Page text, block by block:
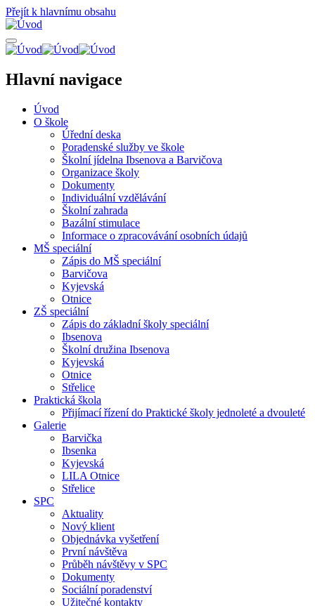
Přejít k hlavnímu obsahu
Hlavní navigace
Úvod
O škole
Úřední deska
Poradenské služby ve škole
Školní jídelna Ibsenova a Barvičova
Organizace školy
Dokumenty
Individuální vzdělávání
Školní zahrada
Bazální stimulace
Informace o zpracovávání osobních údajů
MŠ speciální
Zápis do MŠ speciální
Barvičova
Kyjevská
Otnice
ZŠ speciální
Zápis do základní školy speciální
Ibsenova
Školní družina Ibsenova
Kyjevská
Otnice
Střelice
Praktická škola
Přijímací řízení do Praktické školy jednoleté a dvouleté
Galerie
Barvička
Ibsenka
Kyjevská
LILA Otnice
Střelice
SPC
Aktuality
Nový klient
Objednávka vyšetření
První návštěva
Průběh návštěvy v SPC
Dokumenty
Sociální poradenství
Užitečné kontakty